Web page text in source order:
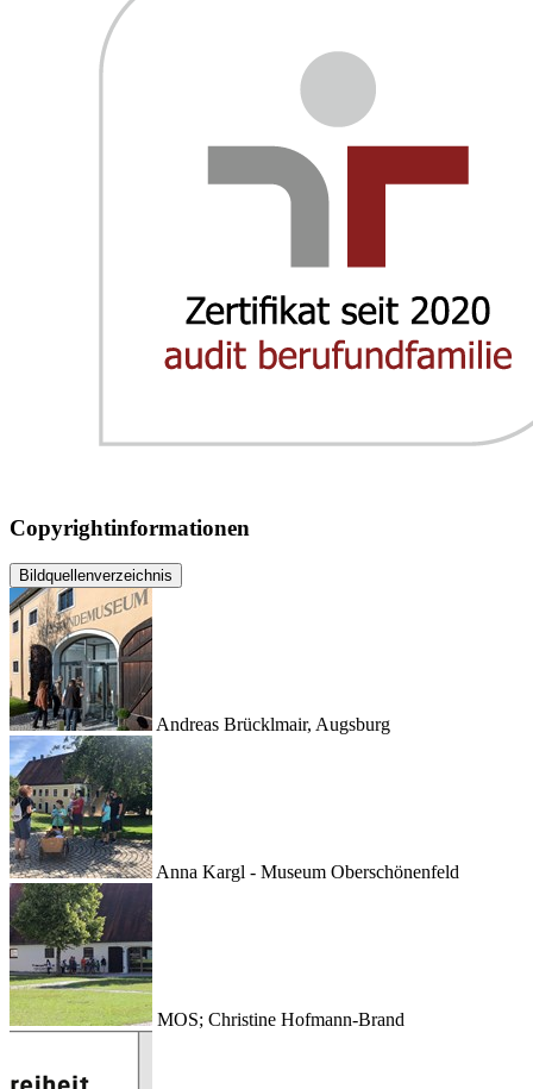
Copyrightinformationen
Bildquellenverzeichnis
Andreas Brücklmair, Augsburg
Anna Kargl - Museum Oberschönenfeld
MOS; Christine Hofmann-Brand